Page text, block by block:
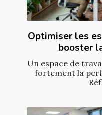
Optimiser les
booster
Un espace de
fortement la